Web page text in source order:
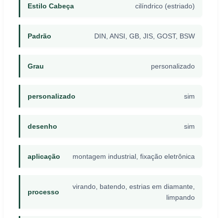
Estilo Cabeça cilíndrico (estriado)
Padrão DIN, ANSI, GB, JIS, GOST, BSW
Grau personalizado
personalizado sim
desenho sim
aplicação montagem industrial, fixação eletrônica
processo
virando, batendo, estrias em diamante,
limpando